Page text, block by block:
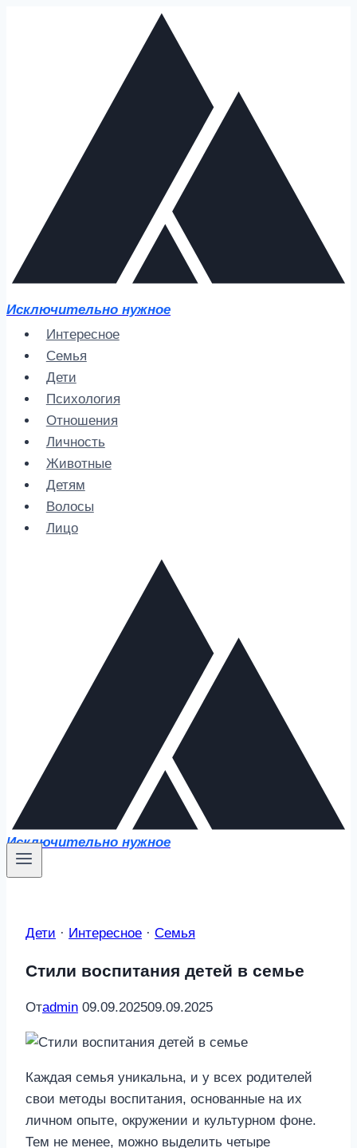
Исключительно нужное
Интересное
Семья
Дети
Психология
Отношения
Личность
Животные
Детям
Волосы
Лицо
Исключительно нужное
Дети · Интересное · Семья
Стили воспитания детей в семье
Отadmin 09.09.202509.09.2025
Каждая семья уникальна, и у всех родителей
свои методы воспитания, основанные на их
личном опыте, окружении и культурном фоне.
Тем не менее, можно выделить четыре